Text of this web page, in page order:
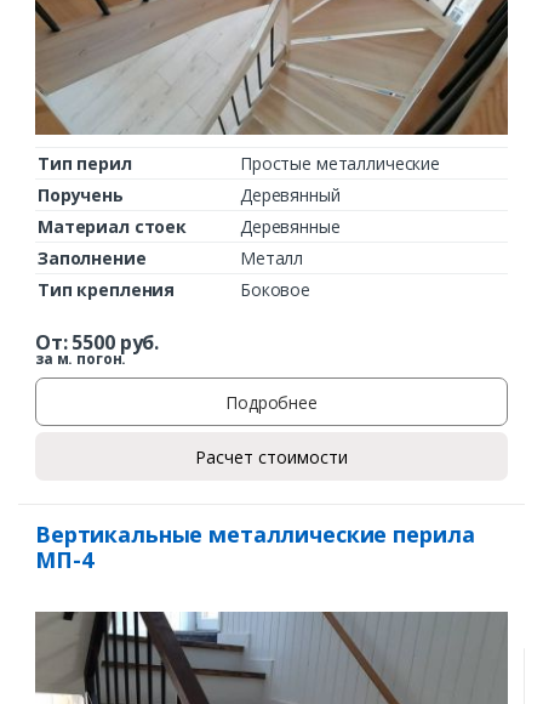
Тип перил
Простые металлические
Поручень
Деревянный
Материал стоек
Деревянные
Заполнение
Металл
Тип крепления
Боковое
От:5500руб.
за м. погон.
Подробнее
Расчет стоимости
Вертикальные металлические перила
МП-4